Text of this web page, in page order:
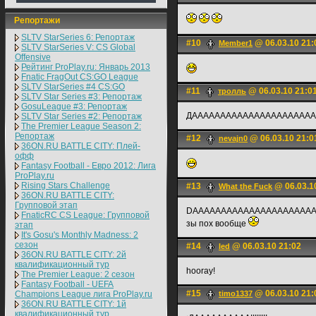
Репортажи
SLTV StarSeries 6: Репортаж
SLTV StarSeries V: CS Global
Offensive
Рейтинг ProPlay.ru: Январь 2013
Fnatic FragOut CS:GO League
SLTV StarSeries #4 CS:GO
SLTV Star Series #3: Репортаж
GosuLeague #3: Репортаж
SLTV Star Series #2: Репортаж
The Premier League Season 2:
Репортаж
36ON.RU BATTLE CITY: Плей-
офф
Fantasy Football - Евро 2012: Лига
ProPlay.ru
Rising Stars Challenge
36ON.RU BATTLE CITY:
Групповой этап
FnaticRC CS League: Групповой
этап
It's Gosu's Monthly Madness: 2
сезон
36ON.RU BATTLE CITY: 2й
квалификационный тур
The Premier League: 2 cезон
Fantasy Football - UEFA
Champions League лига ProPlay.ru
36ON.RU BATTLE CITY: 1й
квалификационный тур
#10 Member1 @ 06.03.10
#11 тролль @ 06.03.10
#12 nevajn0 @ 06.03.10
#13 What the Fuck @
зы пох вообще
#14 led @ 06.03.10 21:02
hooray!
#15 timo1337 @ 06.03.10